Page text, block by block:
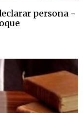
persona -